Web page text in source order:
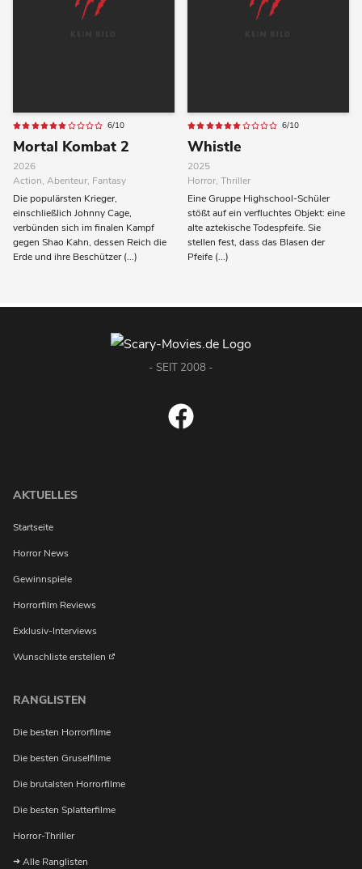
6/10
Mortal Kombat 2
2026
Action, Abenteur, Fantasy
Die populärsten Krieger,
einschließlich Johnny Cage,
verbünden sich im finalen Kampf
gegen Shao Kahn, dessen Reich die
Erde und ihre Beschützer (...)
6/10
Whistle
2025
Horror, Thriller
Eine Gruppe Highschool-Schüler
stößt auf ein verfluchtes Objekt: eine
alte aztekische Todespfeife. Sie
stellen fest, dass das Blasen der
Pfeife (...)
- SEIT 2008 -
AKTUELLES
Startseite
Horror News
Gewinnspiele
Horrorfilm Reviews
Exklusiv-Interviews
Wunschliste erstellen
RANGLISTEN
Die besten Horrorfilme
Die besten Gruselfilme
Die brutalsten Horrorfilme
Die besten Splatterfilme
Horror-Thriller
Alle Ranglisten